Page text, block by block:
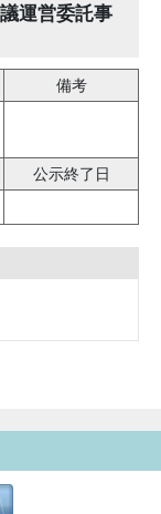
運営委託事
備考
公示終了日